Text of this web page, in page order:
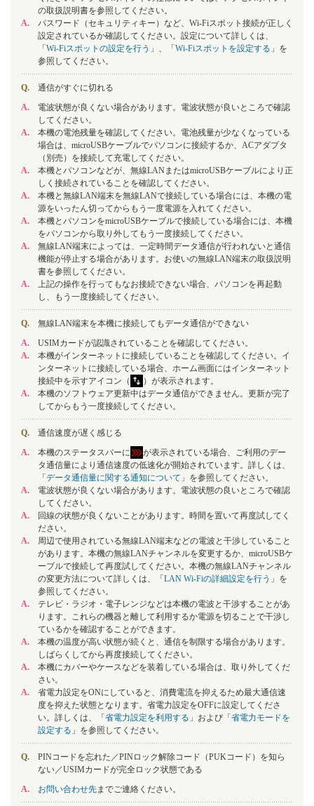
の取扱説明書を参照してください。
A.
パスワード（セキュリティキー）など、Wi-Fiスポット接続が正しく
設定されているか確認してください。設定について詳しくは、
「 Wi-Fiスポットの設定を行う 」、「 Wi-Fiスポットを設定する 」を
参照してください。
Q.
通信がすぐに切れる
A.
電波状態が良くない場合があります。電波状態が良いところで確認
してください。
A.
本機の電池残量を確認してください。電池残量が少なくなっている
場合は、microUSBケーブルでパソコンに接続するか、ACアダプタ
（別売）を接続して充電してください。
A.
本機とパソコンなどが、無線LANまたはmicroUSBケーブルにより正
しく接続されていることを確認してください。
A.
本機と無線LAN端末を無線LANで接続している場合には、本機の電
源をいったん切ってからもう一度電源を入れてください。
A.
本機とパソコンをmicroUSBケーブルで接続している場合には、本機
をパソコンから取り外してもう一度接続してください。
A.
無線LAN端末によっては、一定時間データ通信が行われないと通信
機能が停止する場合があります。お使いの無線LAN端末の取扱説明
書を参照してください。
A.
上記の操作を行ってもなお接続できない場合、パソコンを再起動
し、もう一度接続してください。
Q.
無線LAN端末を本機に接続してもデータ通信ができない
A.
USIMカードが認識されていることを確認してください。
A.
本機がインターネットに接続していることを確認してください。イ
ンターネットに接続している場合、ホーム画面にはインターネット
接続中を示すアイコン（
）が表示されます。
A.
本機のソフトウェア更新中はデータ通信ができません。更新が完了
してからもう一度接続してください。
Q.
通信速度が遅く感じる
A.
本機のステータスバーに
が表示されている場合、ご利用のデー
タ通信量により通信速度の低速化が開始されています。詳しくは、
「 データ通信量に関する通知について 」を参照してください。
A.
電波状態が良くない場合があります。電波状態の良いところで確認
してください。
A.
回線の状態が良くないことがあります。時間を置いて再度試してく
ださい。
A.
周辺で使用されている無線LAN端末などの電波と干渉していること
があります。本機の無線LANチャンネルを変更するか、microUSBケ
ーブルで接続して再度試してください。本機の無線LANチャンネル
の変更方法について詳しくは、「 LAN Wi-Fiの詳細設定を行う 」を
参照してください。
A.
テレビ・ラジオ・電子レンジなどは本機の電波と干渉することがあ
ります。これらの機器と離して利用するか電源を切ることで干渉し
ているかを確認することができます。
A.
本機の温度が高い状態が続くと、通信を制限する場合があります。
しばらくしてから再度接続してください。
A.
本機にカバーやケースなどを装着している場合は、取り外してくだ
さい。
A.
省電力設定をONにしていると、消費電流を抑えるため最大通信速
度を抑えた状態となります。省電力設定をOFFに設定してくださ
い。詳しくは、「 省電力設定を利用する 」および「 省電力モードを
設定する 」を参照してください。
Q.
PINコードを忘れた／PINロック解除コード（PUKコード）を知ら
ない／USIMカードが完全ロック状態である
A.
お問い合わせ先までご連絡ください。